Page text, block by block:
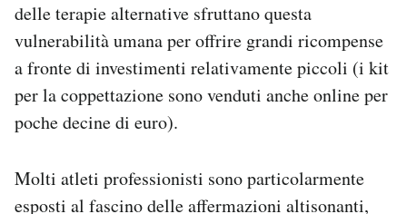
delle terapie alternative sfruttano questa
vulnerabilità umana per offrire grandi ricompense
a fronte di investimenti relativamente piccoli (i kit
per la coppettazione sono venduti anche online per
poche decine di euro).
Molti atleti professionisti sono particolarmente
esposti al fascino delle affermazioni altisonanti,